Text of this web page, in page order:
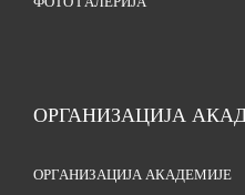
ОРГАНИЗАЦИЈА
ОРГАНИЗАЦИЈА АКАДЕМИЈЕ